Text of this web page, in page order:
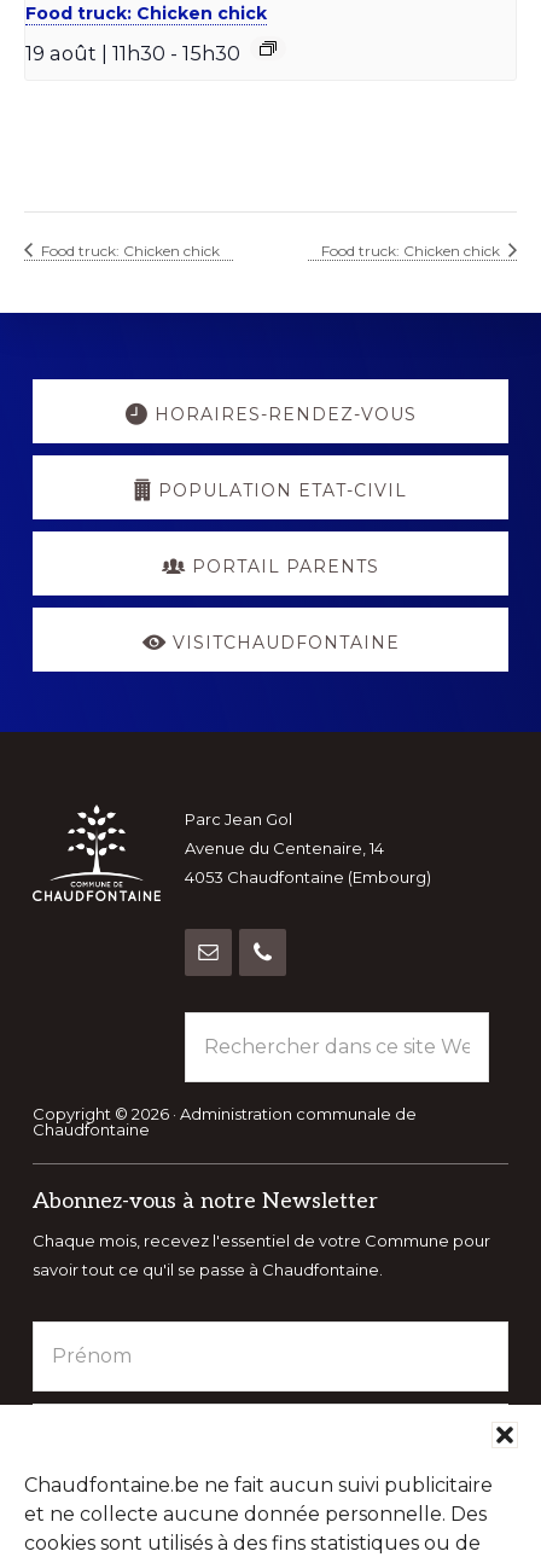
Chaudfontaine.be ne fait aucun suivi publicitaire
et ne collecte aucune donnée personnelle. Des
cookies sont utilisés à des fins statistiques ou de
Food truck: Chicken chick
19 août | 11h30 - 15h30
Food truck: Chicken chick Food truck: Chicken chick
Explore
HORAIRES-RENDEZ-VOUS
POPULATION ETAT-CIVIL
PORTAIL PARENTS
VISITCHAUDFONTAINE
Footer
Parc Jean Gol
Avenue du Centenaire, 14
4053 Chaudfontaine (Embourg)
dans
ce
site
Copyright © 2026 · Administration communale de
Chaudfontaine
Abonnez-vous à notre Newsletter
Chaque mois, recevez l'essentiel de votre Commune pour
savoir tout ce qu'il se passe à Chaudfontaine.